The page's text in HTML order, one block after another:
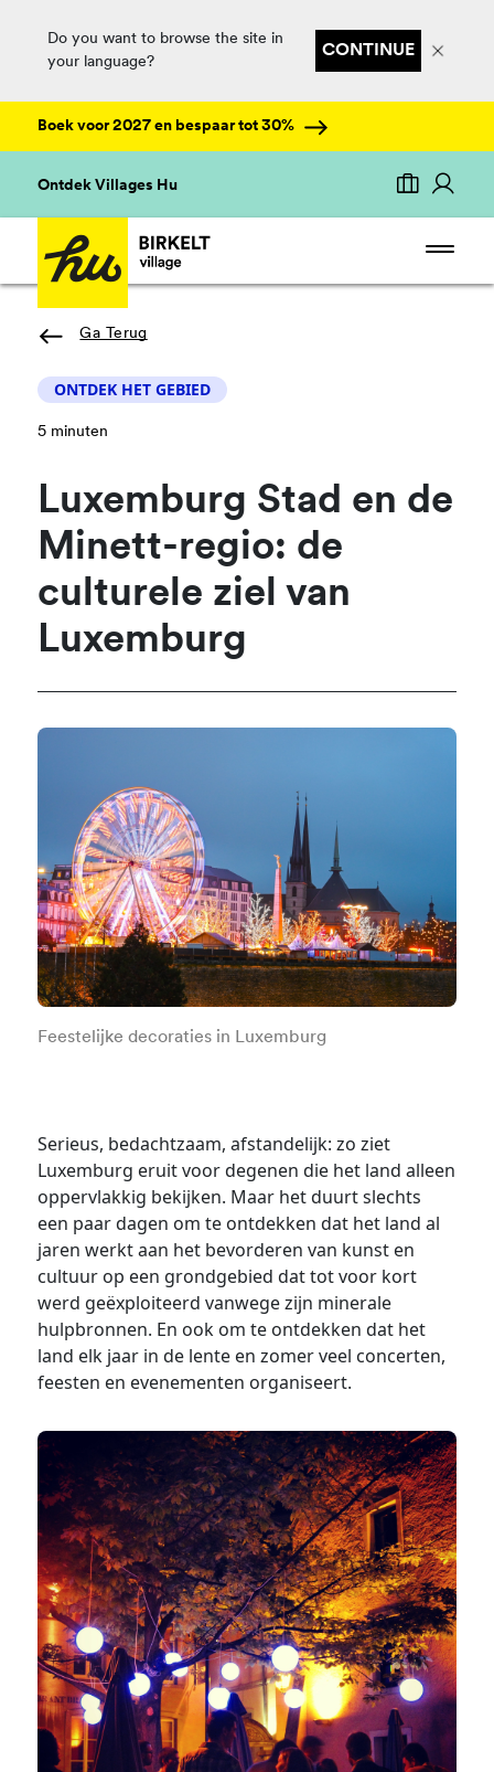
Do you want to browse the site in
your language?
CONTINUE
Boek voor 2027 en bespaar tot 30%
Ontdek Villages Hu
Ga Terug
ONTDEK HET GEBIED
5 minuten
Luxemburg Stad en de
Minett-regio: de
culturele ziel van
Luxemburg
Feestelijke decoraties in Luxemburg
Serieus, bedachtzaam, afstandelijk: zo ziet
Luxemburg eruit voor degenen die het land alleen
oppervlakkig bekijken. Maar het duurt slechts
een paar dagen om te ontdekken dat het land al
jaren werkt aan het bevorderen van kunst en
cultuur op een grondgebied dat tot voor kort
werd geëxploiteerd vanwege zijn minerale
hulpbronnen. En ook om te ontdekken dat het
land elk jaar in de lente en zomer veel concerten,
feesten en evenementen organiseert.